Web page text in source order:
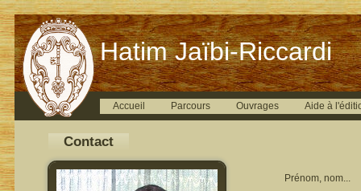
Hatim Jaïbi-Riccardi
Accueil Parcours Ouvrages Aide à
Contact
Prénom, nom...